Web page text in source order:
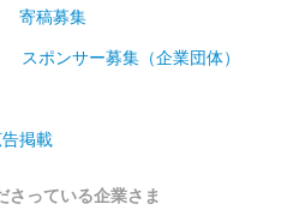
れたお城EXPO2023の
ロボッツ』」のブースにて販売さ
」とのコラボ御城印。
印
寄稿募集
スポンサー募集（企業団体）
掲載
さっている企業さま